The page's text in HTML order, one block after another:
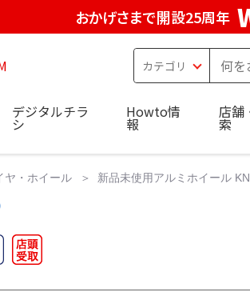
おかげさまで開設25周年
デジタルチラ
シ
Howto情
報
店舗
索
ヤ・ホイール 新品未使用アルミホイール